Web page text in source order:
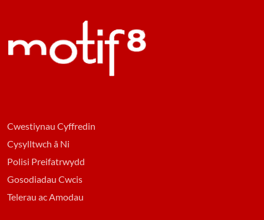
Cwestiynau Cyffredin
Cysylltwch â Ni
Polisi Preifatrwydd
Gosodiadau Cwcis
Telerau ac Amodau